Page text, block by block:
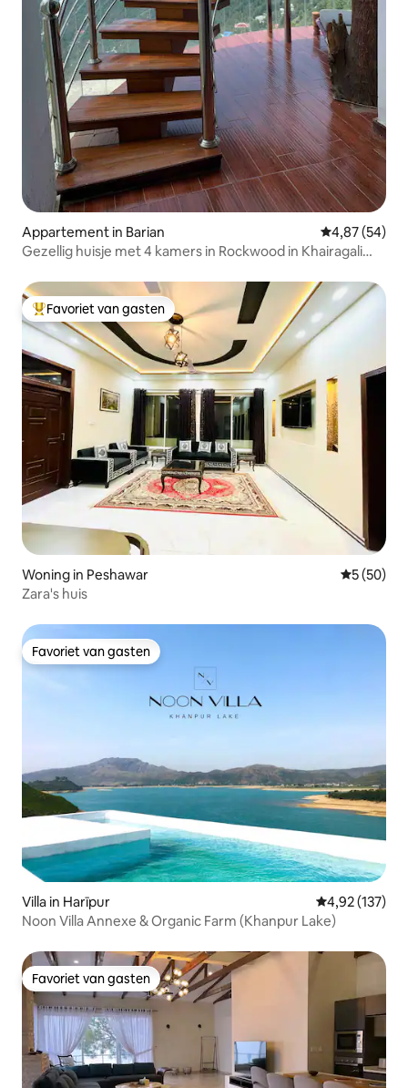
Appartement in Barian Gemiddelde
4,87 (54)
Gezellig huisje met 4 kamers in Rockwood in Khairagali
Topfavoriet van gasten
Favoriet van gasten
Woning in Peshawar
5 (50)
Zara's huis
Favoriet van gasten
Favoriet van gasten
Villa in Harīpur Gemiddelde
4,92 (137)
Noon Villa Annexe & Organic Farm (Khanpur Lake)
Favoriet van gasten
Favoriet van gasten